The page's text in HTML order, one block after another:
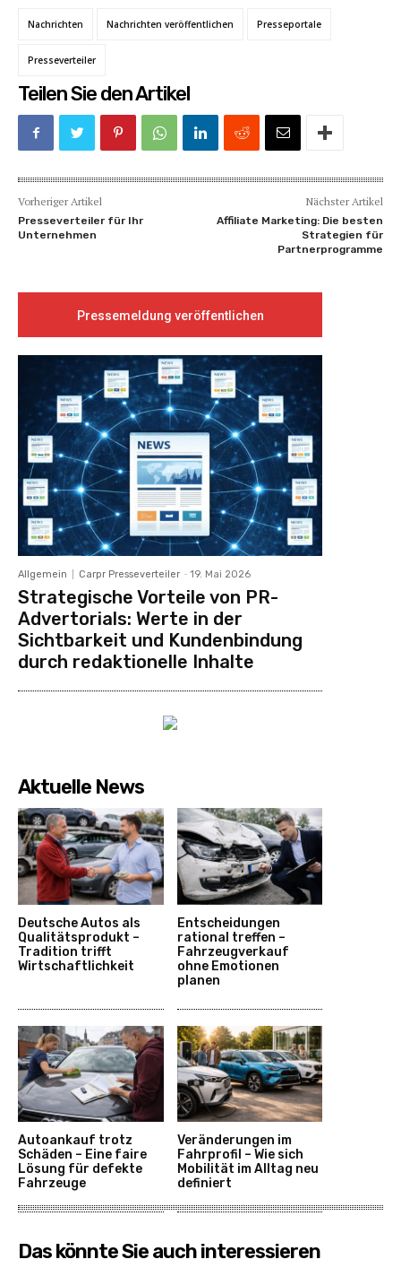
Nachrichten Nachrichten veröffentlichen Presseportale
Presseverteiler
Teilen Sie den Artikel
Vorheriger Artikel
Presseverteiler für Ihr
Unternehmen
Nächster Artikel
Affiliate Marketing: Die besten
Strategien für
Partnerprogramme
Pressemeldung veröffentlichen
Allgemein Carpr Presseverteiler - 19. Mai 2026
Strategische Vorteile von PR-
Advertorials: Werte in der
Sichtbarkeit und Kundenbindung
durch redaktionelle Inhalte
Aktuelle News
Deutsche Autos als
Qualitätsprodukt –
Tradition trifft
Wirtschaftlichkeit
Entscheidungen
rational treffen –
Fahrzeugverkauf
ohne Emotionen
planen
Autoankauf trotz
Schäden – Eine faire
Lösung für defekte
Fahrzeuge
Veränderungen im
Fahrprofil – Wie sich
Mobilität im Alltag neu
definiert
Das könnte Sie auch interessieren